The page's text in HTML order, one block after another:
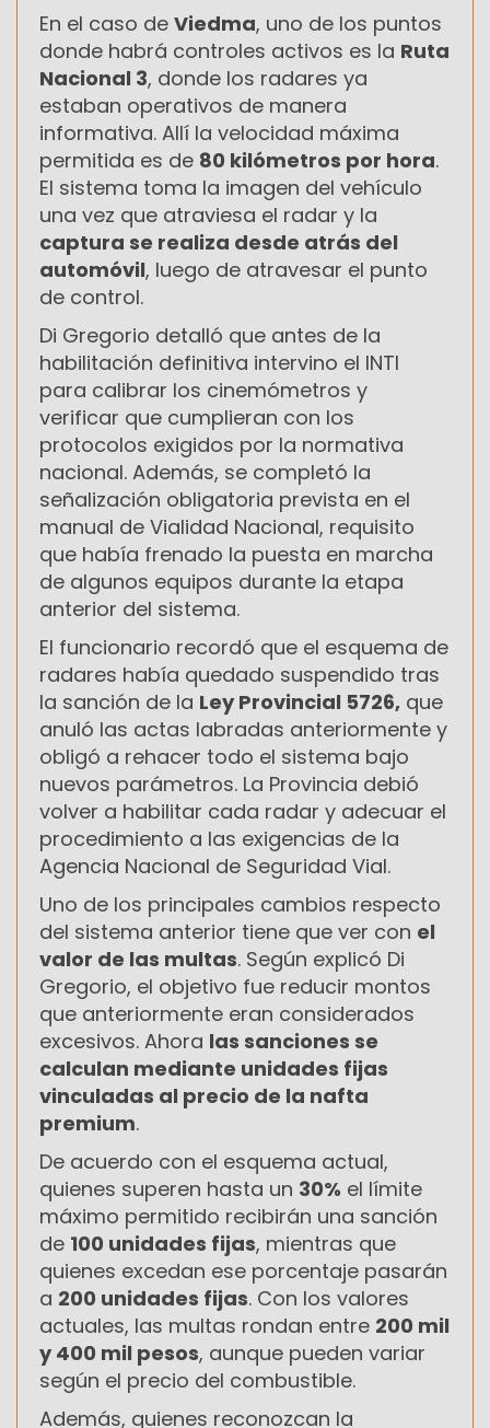
En el caso de Viedma, uno de los puntos
donde habrá controles activos es la Ruta
Nacional 3, donde los radares ya
estaban operativos de manera
informativa. Allí la velocidad máxima
permitida es de 80 kilómetros por hora.
El sistema toma la imagen del vehículo
una vez que atraviesa el radar y la
captura se realiza desde atrás del
automóvil, luego de atravesar el punto
de control.
Di Gregorio detalló que antes de la
habilitación definitiva intervino el INTI
para calibrar los cinemómetros y
verificar que cumplieran con los
protocolos exigidos por la normativa
nacional. Además, se completó la
señalización obligatoria prevista en el
manual de Vialidad Nacional, requisito
que había frenado la puesta en marcha
de algunos equipos durante la etapa
anterior del sistema.
El funcionario recordó que el esquema de
radares había quedado suspendido tras
la sanción de la Ley Provincial 5726, que
anuló las actas labradas anteriormente y
obligó a rehacer todo el sistema bajo
nuevos parámetros. La Provincia debió
volver a habilitar cada radar y adecuar el
procedimiento a las exigencias de la
Agencia Nacional de Seguridad Vial.
Uno de los principales cambios respecto
del sistema anterior tiene que ver con el
valor de las multas. Según explicó Di
Gregorio, el objetivo fue reducir montos
que anteriormente eran considerados
excesivos. Ahora las sanciones se
calculan mediante unidades fijas
vinculadas al precio de la nafta
premium.
De acuerdo con el esquema actual,
quienes superen hasta un 30% el límite
máximo permitido recibirán una sanción
de 100 unidades fijas, mientras que
quienes excedan ese porcentaje pasarán
a 200 unidades fijas. Con los valores
actuales, las multas rondan entre 200 mil
y 400 mil pesos, aunque pueden variar
según el precio del combustible.
Además, quienes reconozcan la